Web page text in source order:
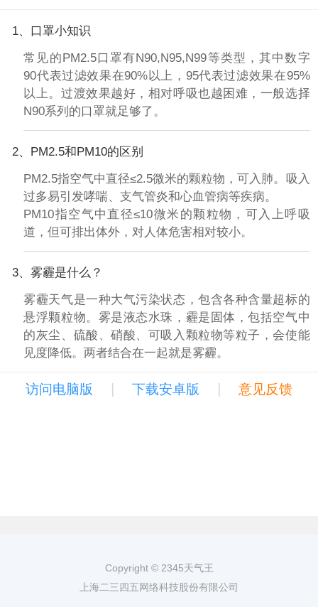
1、口罩小知识
常见的PM2.5口罩有N90,N95,N99等类型，其中数字
90代表过滤效果在90%以上，95代表过滤效果在95%
以上。过渡效果越好，相对呼吸也越困难，一般选择
N90系列的口罩就足够了。
2、PM2.5和PM10的区别
PM2.5指空气中直径≤2.5微米的颗粒物，可入肺。吸入
过多易引发哮喘、支气管炎和心血管病等疾病。
PM10指空气中直径≤10微米的颗粒物，可入上呼吸
道，但可排出体外，对人体危害相对较小。
3、雾霾是什么？
雾霾天气是一种大气污染状态，包含各种含量超标的
悬浮颗粒物。雾是液态水珠，霾是固体，包括空气中
的灰尘、硫酸、硝酸、可吸入颗粒物等粒子，会使能
见度降低。两者结合在一起就是雾霾。
访问电脑版 | 下载安卓版 | 意见反馈
Copyright © 2345天气王
上海二三四五网络科技股份有限公司